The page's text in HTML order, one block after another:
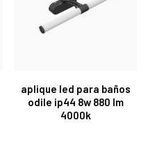
aplique led para baños
odile ip44 8w 880 lm
4000k